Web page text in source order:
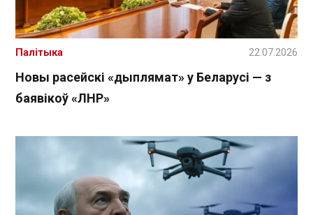
Новы расейскі «дыплямат» у Беларусі — з
баявікоў «ЛНР»
Палітыка 22.07.2026